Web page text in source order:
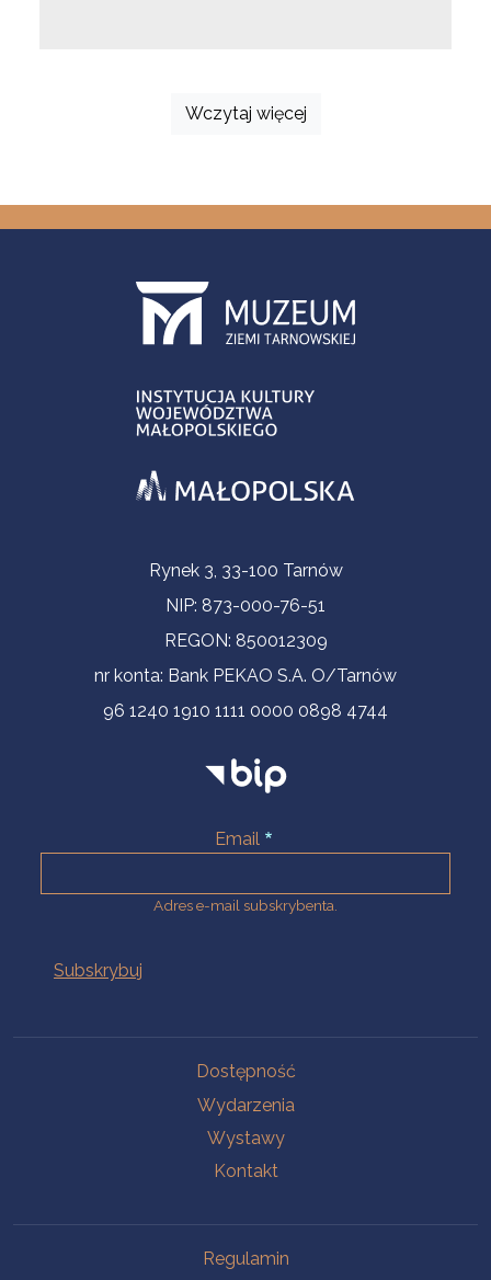
Wczytaj więcej
Informacje kontaktoweRynek 3, 33-100 Tarnów
NIP: 873-000-76-51
REGON: 850012309
nr konta: Bank PEKAO S.A. O/Tarnów
96 1240 1910 1111 0000 0898 4744
Email
Adres e-mail subskrybenta.
Dostępność
Wydarzenia
Wystawy
Kontakt
Regulamin